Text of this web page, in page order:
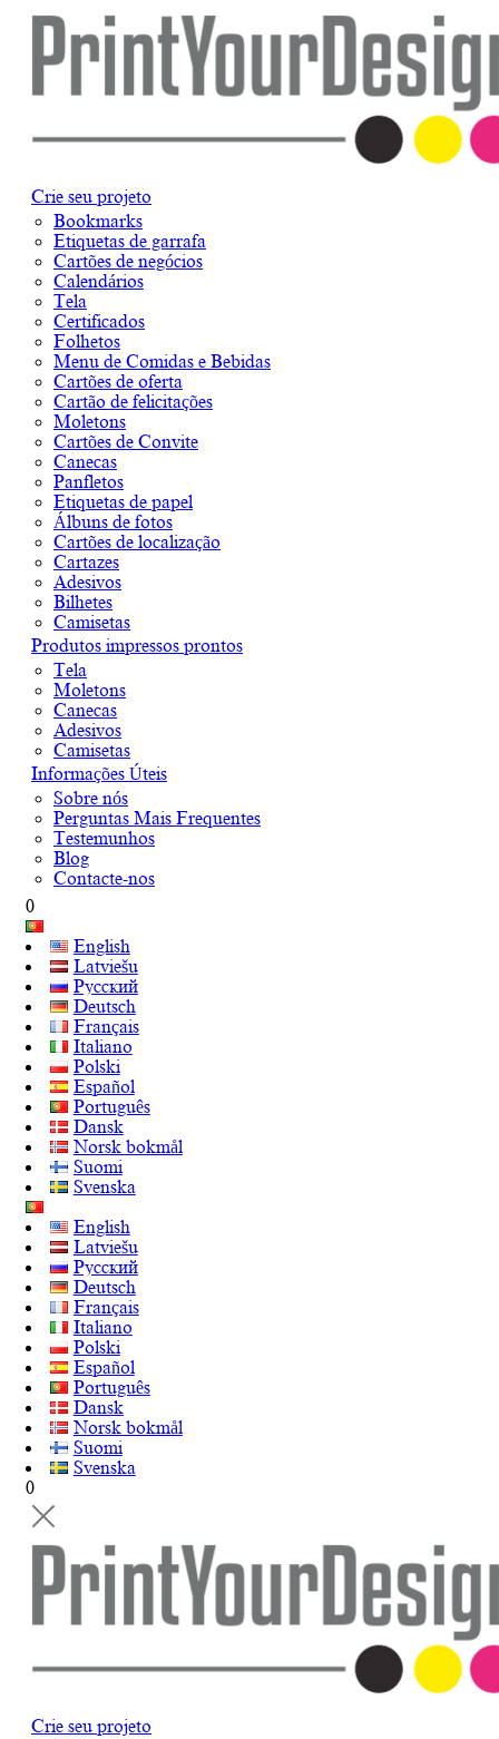
Crie seu projeto
Bookmarks
Etiquetas de garrafa
Cartões de negócios
Calendários
Tela
Certificados
Folhetos
Menu de Comidas e Bebidas
Cartões de oferta
Cartão de felicitações
Moletons
Cartões de Convite
Canecas
Panfletos
Etiquetas de papel
Álbuns de fotos
Cartões de localização
Cartazes
Adesivos
Bilhetes
Camisetas
Produtos impressos prontos
Tela
Moletons
Canecas
Adesivos
Camisetas
Informações Úteis
Sobre nós
Perguntas Mais Frequentes
Testemunhos
Blog
Contacte-nos
0
English
Latviešu
Русский
Deutsch
Français
Italiano
Polski
Español
Português
Dansk
Norsk bokmål
Suomi
Svenska
English
Latviešu
Русский
Deutsch
Français
Italiano
Polski
Español
Português
Dansk
Norsk bokmål
Suomi
Svenska
0
Crie seu projeto